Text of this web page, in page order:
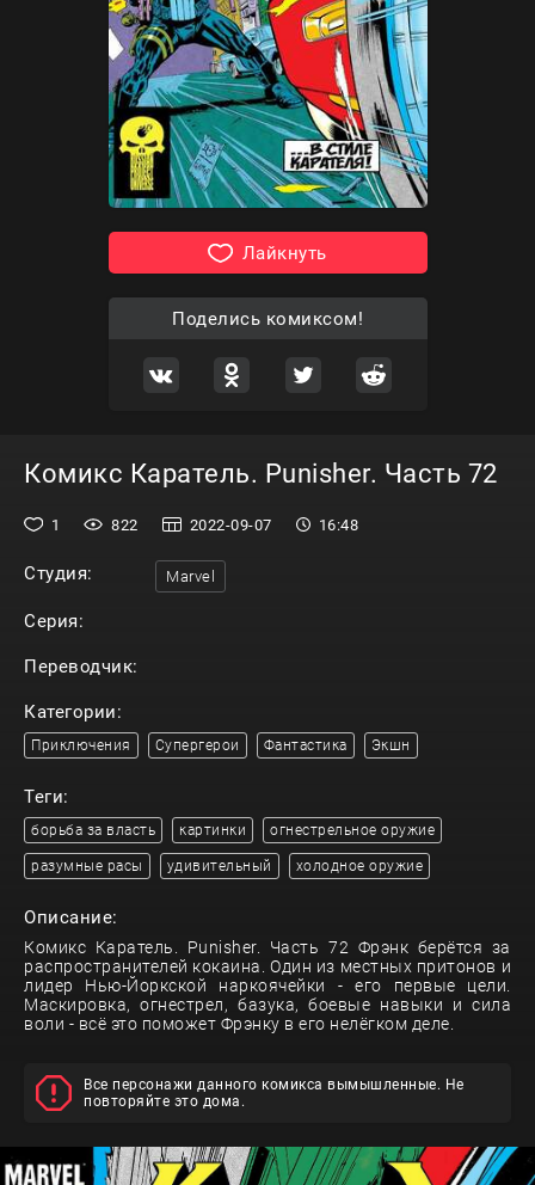
Лайкнуть
Поделись комиксом!
Комикс Каратель. Punisher. Часть 72
1 822 2022-09-07 16:48
Студия: Marvel
Серия:
Переводчик:
Категории:
Приключения Супергерои Фантастика Экшн
Теги:
борьба за власть картинки огнестрельное оружие
разумные расы удивительный холодное оружие
Описание:
Комикс Каратель. Punisher. Часть 72 Фрэнк берётся за
распространителей кокаина. Один из местных притонов и
лидер Нью-Йоркской наркоячейки - его первые цели.
Маскировка, огнестрел, базука, боевые навыки и сила
воли - всё это поможет Фрэнку в его нелёгком деле.
Все персонажи данного комикса вымышленные. Не
повторяйте это дома.